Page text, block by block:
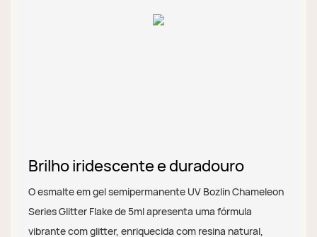
Brilho iridescente e duradouro
O esmalte em gel semipermanente UV Bozlin Chameleon
Series Glitter Flake de 5ml apresenta uma fórmula
vibrante com glitter, enriquecida com resina natural,